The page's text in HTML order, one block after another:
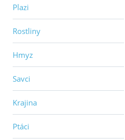
Plazi
Rostliny
Hmyz
Savci
Krajina
Ptáci